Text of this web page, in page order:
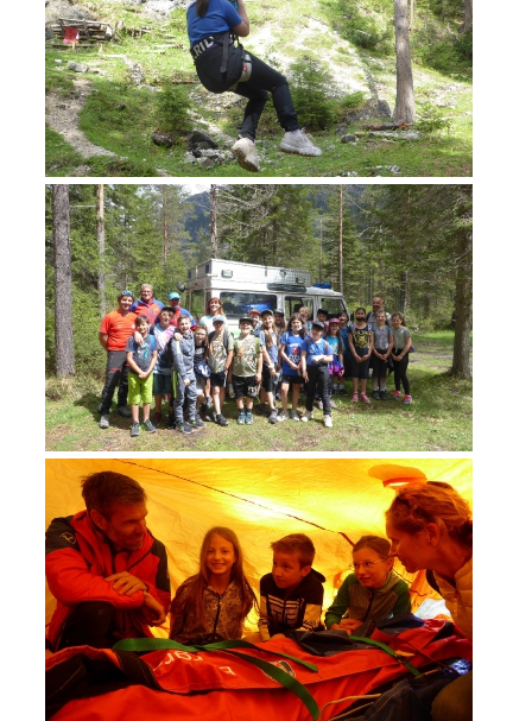
Formation
ACTIVITÉ
Secours alpin